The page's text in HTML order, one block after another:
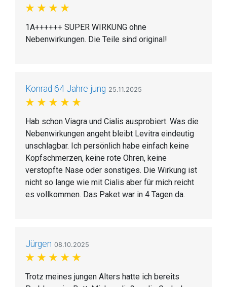
1A++++++ SUPER WIRKUNG ohne
Nebenwirkungen. Die Teile sind original!
Konrad 64 Jahre jung 25.11.2025
Hab schon Viagra und Cialis ausprobiert. Was die
Nebenwirkungen angeht bleibt Levitra eindeutig
unschlagbar. Ich persönlich habe einfach keine
Kopfschmerzen, keine rote Ohren, keine
verstopfte Nase oder sonstiges. Die Wirkung ist
nicht so lange wie mit Cialis aber für mich reicht
es vollkommen. Das Paket war in 4 Tagen da.
Jürgen 08.10.2025
Trotz meines jungen Alters hatte ich bereits